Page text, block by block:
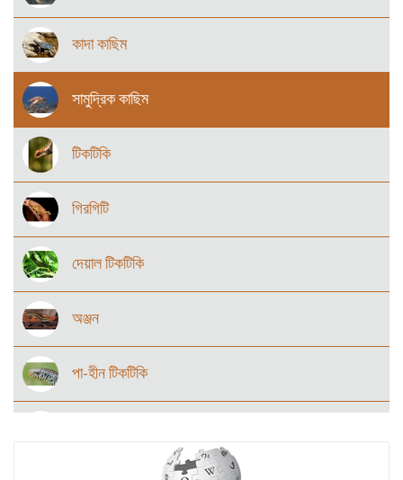
কাদা কাছিম
সামুদ্রিক কাছিম
টিকটিকি
গিরগিটি
দেয়াল টিকটিকি
অঞ্জন
পা-হীন টিকটিকি